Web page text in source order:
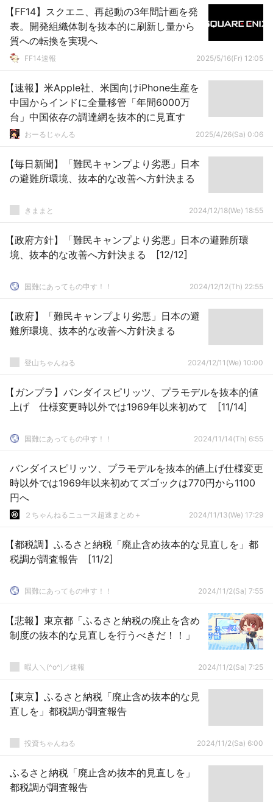
【FF14】スクエニ、再起動の3年間計画を発
表。開発組織体制を抜本的に刷新し量から
質への転換を実現へ
FF14速報 2025/5/16(Fr) 12:05
【速報】米Apple社、米国向けiPhone生産を
中国からインドに全量移管「年間6000万
台」中国依存の調達網を抜本的に見直す
おーるじゃんる 2025/4/26(Sa) 0:06
【毎日新聞】「難民キャンプより劣悪」日本
の避難所環境、抜本的な改善へ方針決まる
きままと 2024/12/18(We) 18:55
【政府方針】「難民キャンプより劣悪」日本の避難所環
境、抜本的な改善へ方針決まる [12/12]
国難にあってもの申す！！ 2024/12/12(Th) 22:55
【政府】「難民キャンプより劣悪」日本の避
難所環境、抜本的な改善へ方針決まる
登山ちゃんねる 2024/12/11(We) 10:00
【ガンプラ】バンダイスピリッツ、プラモデルを抜本的値
上げ 仕様変更時以外では1969年以来初めて [11/14]
国難にあってもの申す！！ 2024/11/14(Th) 6:55
バンダイスピリッツ、プラモデルを抜本的値上げ仕様変更
時以外では1969年以来初めてズゴックは770円から1100
円へ
２ちゃんねるニュース超速まとめ＋ 2024/11/13(We) 17:29
【都税調】ふるさと納税「廃止含め抜本的な見直しを」都
税調が調査報告 [11/2]
国難にあってもの申す！！ 2024/11/2(Sa) 7:55
【悲報】東京都「ふるさと納税の廃止を含め
制度の抜本的な見直しを行うべきだ！！」
暇人＼(^o^)／速報 2024/11/2(Sa) 7:25
【東京】ふるさと納税「廃止含め抜本的な見
直しを」都税調が調査報告
投資ちゃんねる 2024/11/2(Sa) 6:00
ふるさと納税「廃止含め抜本的見直しを」
都税調が調査報告